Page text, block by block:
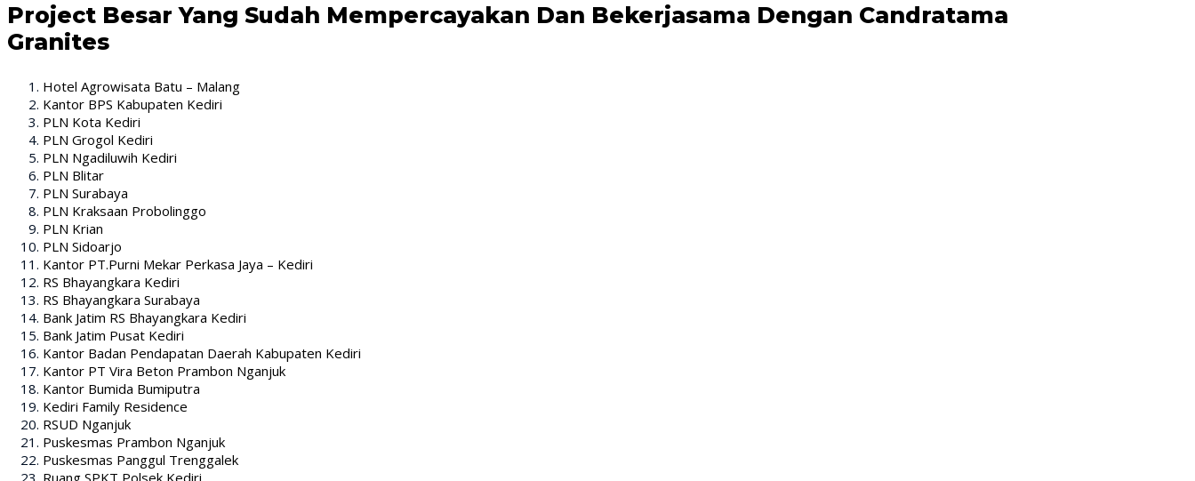
Project Besar Yang Sudah Mempercayakan Dan Bekerjasama Dengan Candratama
Granites
Hotel Agrowisata Batu – Malang
Kantor BPS Kabupaten Kediri
PLN Kota Kediri
PLN Grogol Kediri
PLN Ngadiluwih Kediri
PLN Blitar
PLN Surabaya
PLN Kraksaan Probolinggo
PLN Krian
PLN Sidoarjo
Kantor PT.Purni Mekar Perkasa Jaya – Kediri
RS Bhayangkara Kediri
RS Bhayangkara Surabaya
Bank Jatim RS Bhayangkara Kediri
Bank Jatim Pusat Kediri
Kantor Badan Pendapatan Daerah Kabupaten Kediri
Kantor PT Vira Beton Prambon Nganjuk
Kantor Bumida Bumiputra
Kediri Family Residence
RSUD Nganjuk
Puskesmas Prambon Nganjuk
Puskesmas Panggul Trenggalek
Ruang SPKT Polsek Kediri